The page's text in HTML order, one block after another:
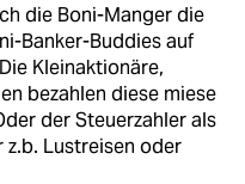
die Boni-Manger die
Banker-Buddies auf
Kleinaktionäre,
bezahlen diese miese
der Steuerzahler als
Lustreisen oder